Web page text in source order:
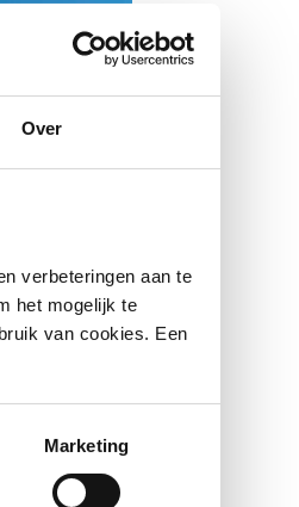
Over
verbeteringen aan te
het mogelijk te
van cookies. Een
Marketing